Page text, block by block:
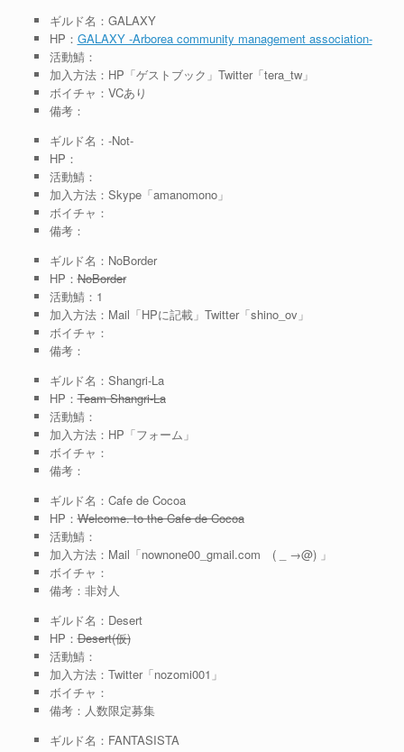
ギルド名：GALAXY
HP： GALAXY -Arborea community management association-
活動鯖：
加入方法：HP「ゲストブック」Twitter「tera_tw」
ボイチャ：VCあり
備考：
ギルド名：-Not-
HP：
活動鯖：
加入方法：Skype「amanomono」
ボイチャ：
備考：
ギルド名：NoBorder
HP：NoBorder
活動鯖：1
加入方法：Mail「HPに記載」Twitter「shino_ov」
ボイチャ：
備考：
ギルド名：Shangri-La
HP：Team Shangri-La
活動鯖：
加入方法：HP「フォーム」
ボイチャ：
備考：
ギルド名：Cafe de Cocoa
HP：Welcome. to the Cafe de Cocoa
活動鯖：
加入方法：Mail「nownone00_gmail.com ( _ →@) 」
ボイチャ：
備考：非対人
ギルド名：Desert
HP：Desert(仮)
活動鯖：
加入方法：Twitter「nozomi001」
ボイチャ：
備考：人数限定募集
ギルド名：FANTASISTA